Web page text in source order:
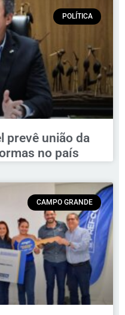
POLÍTICA
prevê união da
no país
CAMPO GRANDE